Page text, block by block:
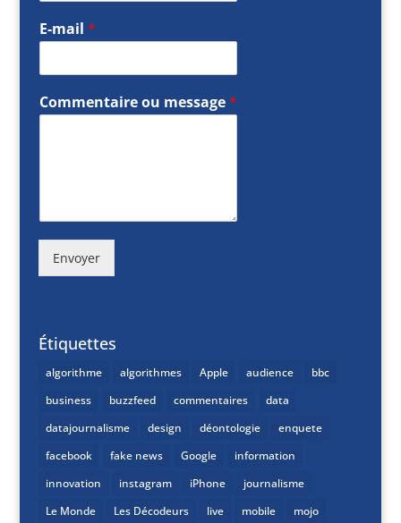
E-mail *
Commentaire ou message*
Envoyer
Étiquettes
algorithme algorithmes Apple audience
bbc
business
buzzfeed commentaires
data
datajournalisme
design déontologie
enquete
facebook
fake news Google
information
innovation
instagram iPhone
journalisme
Le Monde
Les Décodeurs live mobile mojo